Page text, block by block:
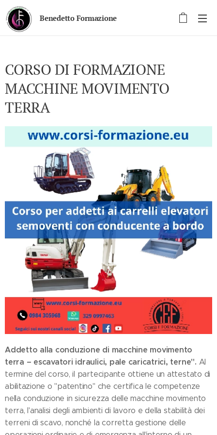
Benedetto Formazione
CORSO DI FORMAZIONE
MACCHINE MOVIMENTO
TERRA
Addetto alla conduzione di macchine movimento
terra – escavatori idraulici, pale caricatrici, terne". Al
termine del corso, il partecipante ottiene un attestato di
abilitazione o "patentino" che certifica le competenze
nella conduzione in sicurezza delle macchine movimento
terra, l'analisi degli ambienti di lavoro e della stabilità dei
terreni di scavo, nonché la corretta gestione delle